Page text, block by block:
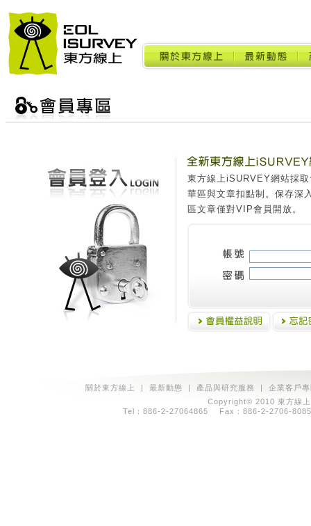
東方線上iSURVEY網站採
華區與文章扣點制。保存深
區文章僅對VIP會員開放。
關於東方線上 | 最新動態 | 產品與研究服務 | 企業客戶
Copyright© 2010 東方線
Tel：886-2-27064865 Fax：886-2-2706-